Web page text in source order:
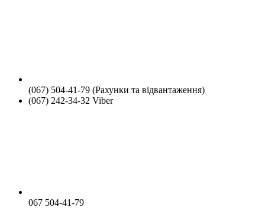
(067) 504-41-79 (Рахунки та відвантаження)
(067) 242-34-32 Viber
067 504-41-79